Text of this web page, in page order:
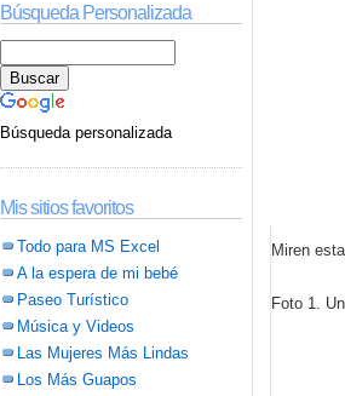
Búsqueda Personalizada
Búsqueda personalizada
Mis sitios favoritos
Todo para MS Excel
A la espera de mi bebé
Paseo Turístico
Música y Videos
Las Mujeres Más Lindas
Los Más Guapos
Miren
Foto 1.